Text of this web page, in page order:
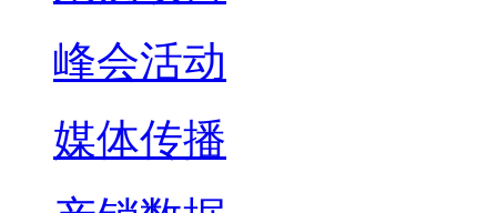
峰会活动
媒体传播